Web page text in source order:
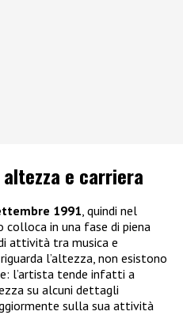
e carriera
1991, quindi nel
colloca in una fase di piena
attività tra musica e
l’altezza, non esistono
l’artista tende infatti a
su alcuni dettagli
sulla sua attività